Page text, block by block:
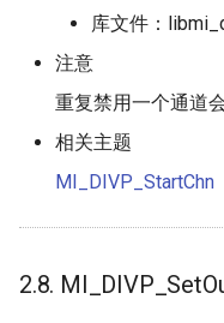
库文件：
注意
重复禁用一个通道
相关主题
MI_DIVP_StartChn
2.8.